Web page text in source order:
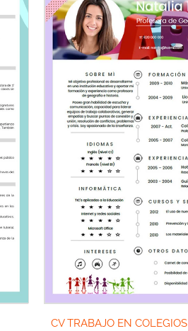
CV TRABAJO EN COLEGIOS